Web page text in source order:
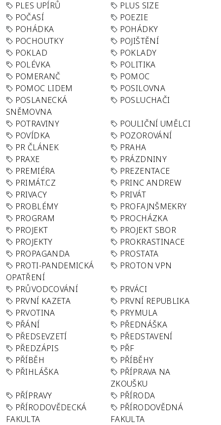
PLES UPÍRŮ
PLUS SIZE
POČASÍ
POEZIE
POHÁDKA
POHÁDKY
POCHOUTKY
POJIŠTĚNÍ
POKLAD
POKLADY
POLÉVKA
POLITIKA
POMERANČ
POMOC
POMOC LIDEM
POSILOVNA
POSLANECKÁ
SNĚMOVNA
POSLUCHAČI
POTRAVINY
POULIČNÍ UMĚLCI
POVÍDKA
POZOROVÁNÍ
PR ČLÁNEK
PRAHA
PRAXE
PRÁZDNINY
PREMIÉRA
PREZENTACE
PRIMÁT.CZ
PRINC ANDREW
PRIVACY
PRIVÁT
PROBLÉMY
PROFAJNŠMEKRY
PROGRAM
PROCHÁZKA
PROJEKT
PROJEKT SBOR
PROJEKTY
PROKRASTINACE
PROPAGANDA
PROSTATA
PROTI-PANDEMICKÁ
OPATŘENÍ
PROTON VPN
PRŮVODCOVÁNÍ
PRVÁCI
PRVNÍ KAZETA
PRVNÍ REPUBLIKA
PRVOTINA
PRYMULA
PŘÁNÍ
PŘEDNÁŠKA
PŘEDSEVZETÍ
PŘEDSTAVENÍ
PŘEDZÁPIS
PŘF
PŘÍBĚH
PŘÍBĚHY
PŘIHLÁŠKA
PŘÍPRAVA NA
ZKOUŠKU
PŘÍPRAVY
PŘÍRODA
PŘÍRODOVĚDECKÁ
FAKULTA
PŘÍRODOVĚDNÁ
FAKULTA